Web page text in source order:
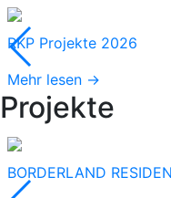
RKP Projekte 2026
Mehr lesen →
Projekte
BORDERLAND